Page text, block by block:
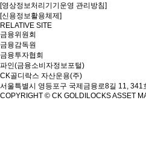
[영상정보처리기기운영 관리방침]
[신용정보활용체제]
RELATIVE SITE
금융위원회
금융감독원
금융투자협회
파인(금융소비자정보포털)
CK골디락스 자산운용(주)
서울특별시 영등포구 국제금융로8길 11, 341
COPYRIGHT © CK GOLDILOCKS ASSET